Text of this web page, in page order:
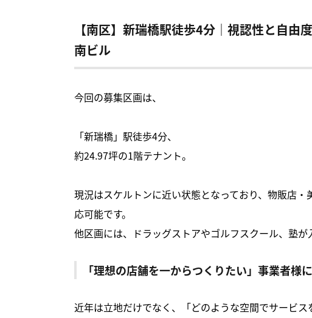
【南区】新瑞橋駅徒歩4分｜視認性と自由
南ビル
今回の募集区画は、
「新瑞橋」駅徒歩4分、
約24.97坪の1階テナント。
現況はスケルトンに近い状態となっており、物販店
応可能です。
他区画には、ドラッグストアやゴルフスクール、塾が
「理想の店舗を一からつくりたい」事業者様
近年は立地だけでなく、「どのような空間でサービ